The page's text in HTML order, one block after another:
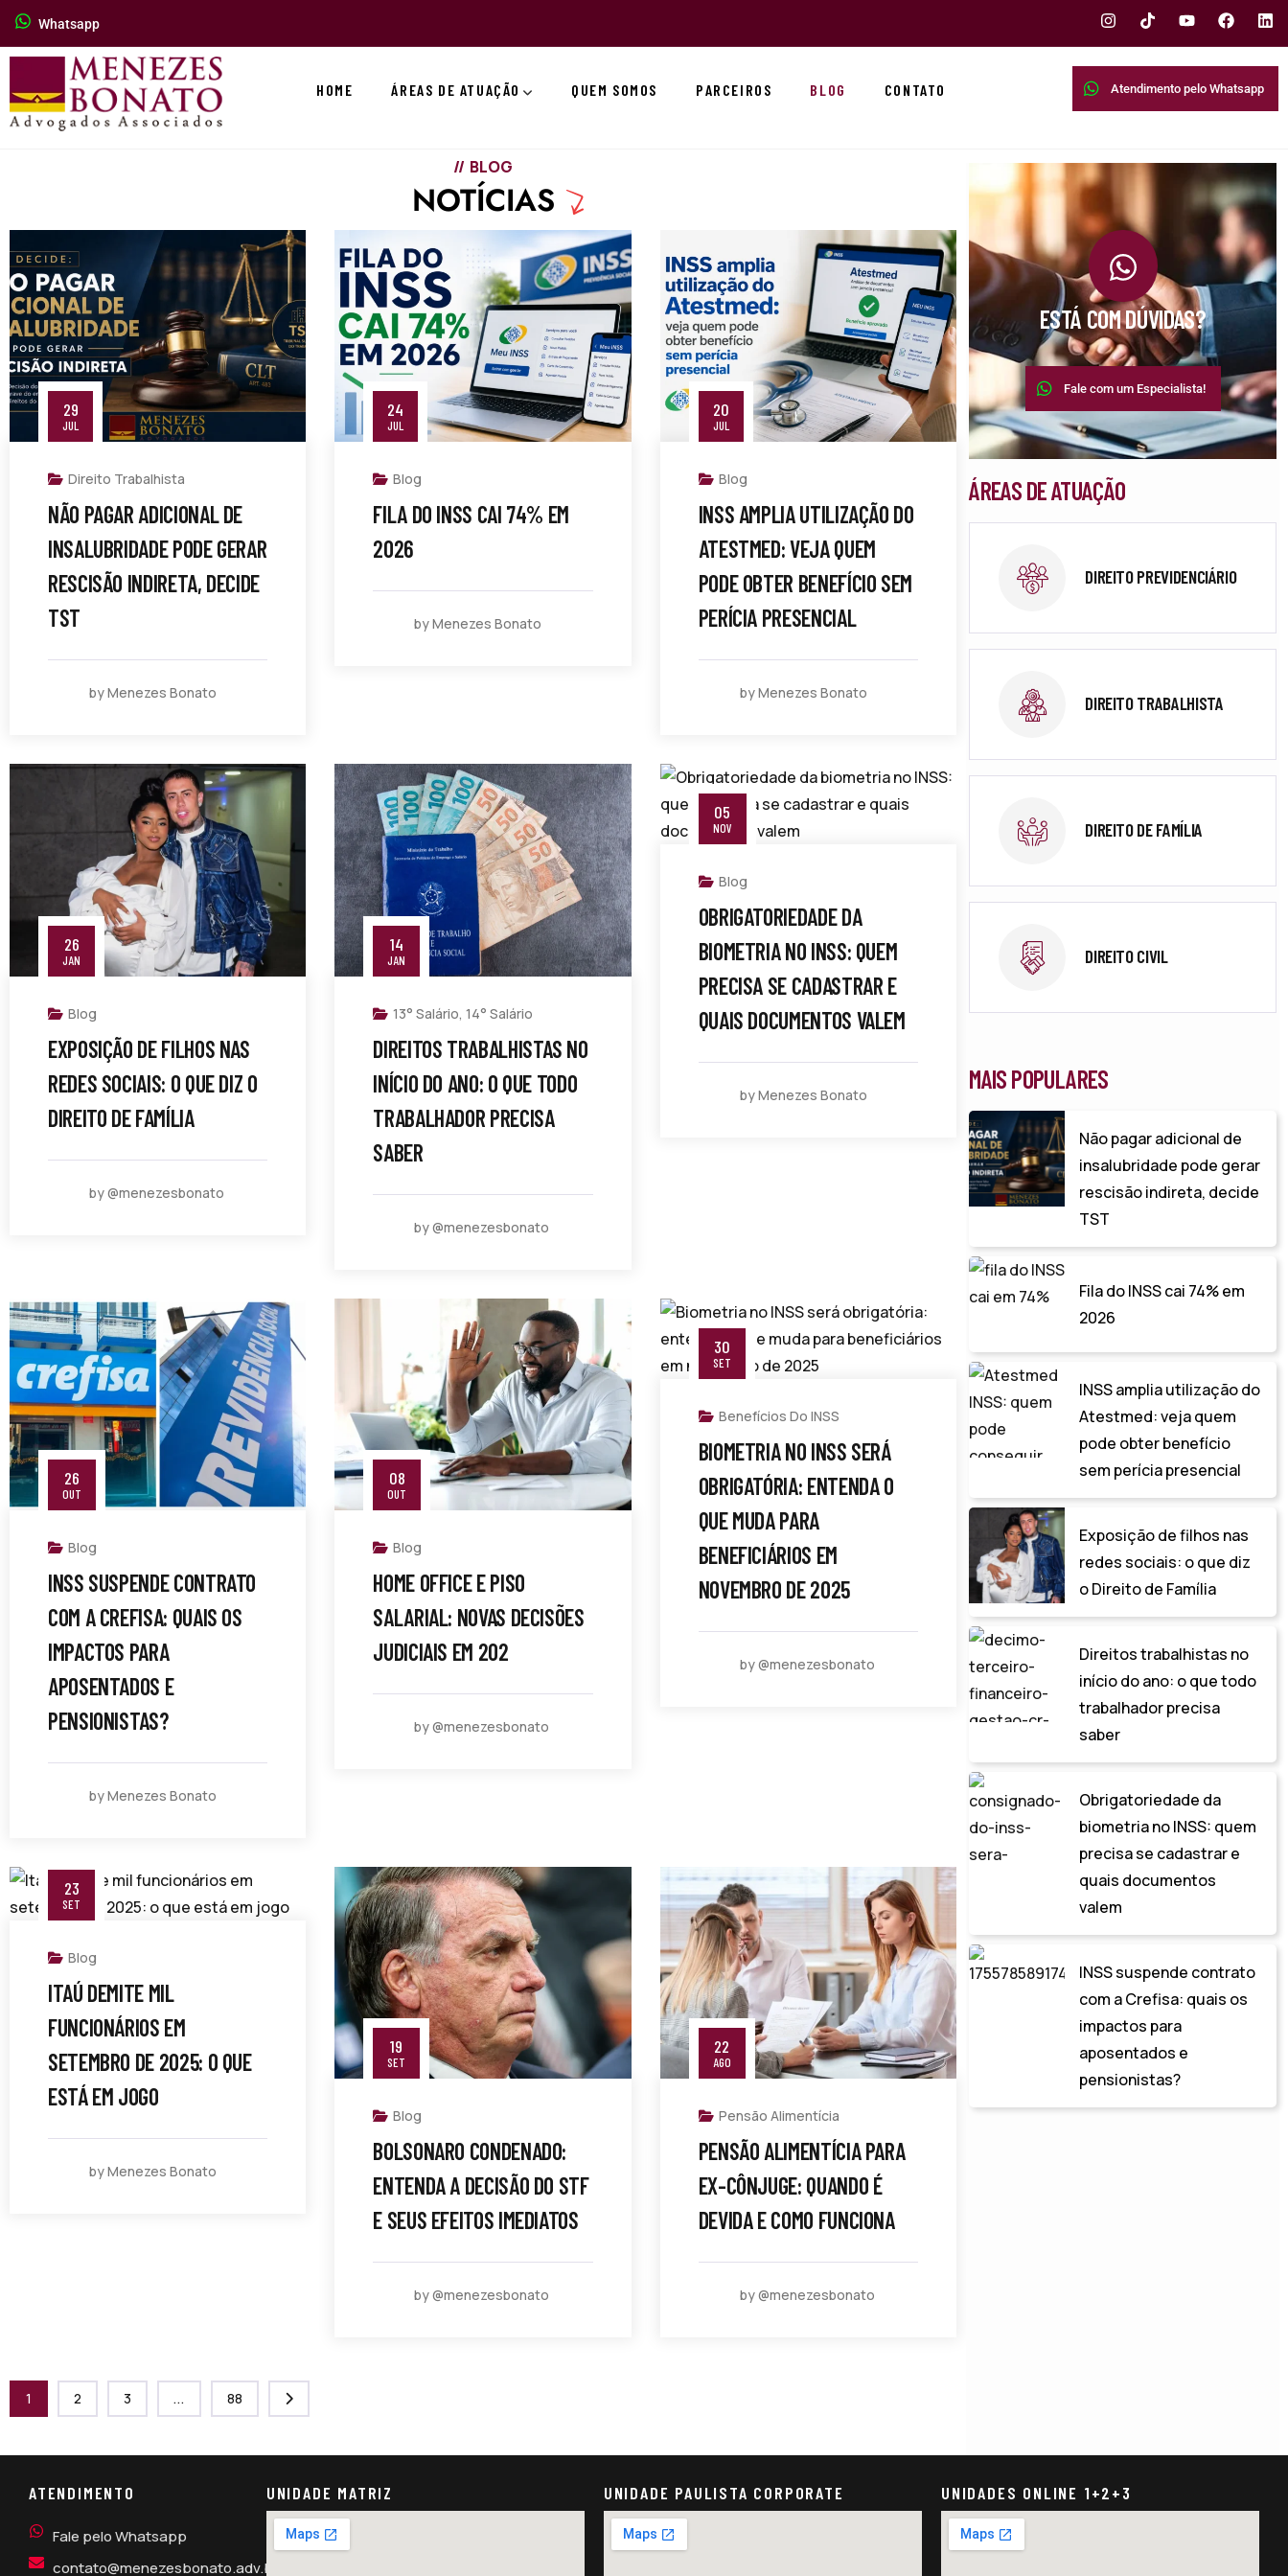
Whatsapp
HOME ÁREAS DE ATUAÇÃO QUEM SOMOS PARCEIROS BLOG CONTATO Atendimento pelo Whatsapp
BLOG
NOTÍCIAS
29
JUL
Direito Trabalhista
NÃO PAGAR ADICIONAL DE
INSALUBRIDADE PODE GERAR
RESCISÃO INDIRETA, DECIDE
TST
by Menezes Bonato
24
JUL
Blog
FILA DO INSS CAI 74% EM
2026
by Menezes Bonato
20
JUL
Blog
INSS AMPLIA UTILIZAÇÃO DO
ATESTMED: VEJA QUEM
PODE OBTER BENEFÍCIO SEM
PERÍCIA PRESENCIAL
by Menezes Bonato
26
JAN
Blog
EXPOSIÇÃO DE FILHOS NAS
REDES SOCIAIS: O QUE DIZ O
DIREITO DE FAMÍLIA
by @menezesbonato
14
JAN
13° Salário,14° Salário
DIREITOS TRABALHISTAS NO
INÍCIO DO ANO: O QUE TODO
TRABALHADOR PRECISA
SABER
by @menezesbonato
05
NOV
Blog
OBRIGATORIEDADE DA
BIOMETRIA NO INSS: QUEM
PRECISA SE CADASTRAR E
QUAIS DOCUMENTOS VALEM
by Menezes Bonato
26
OUT
Blog
INSS SUSPENDE CONTRATO
COM A CREFISA: QUAIS OS
IMPACTOS PARA
APOSENTADOS E
PENSIONISTAS?
by Menezes Bonato
08
OUT
Blog
HOME OFFICE E PISO
SALARIAL: NOVAS DECISÕES
JUDICIAIS EM 202
by @menezesbonato
30
SET
Benefícios Do INSS
BIOMETRIA NO INSS SERÁ
OBRIGATÓRIA: ENTENDA O
QUE MUDA PARA
BENEFICIÁRIOS EM
NOVEMBRO DE 2025
by @menezesbonato
23
SET
Blog
ITAÚ DEMITE MIL
FUNCIONÁRIOS EM
SETEMBRO DE 2025: O QUE
ESTÁ EM JOGO
by Menezes Bonato
19
SET
Blog
BOLSONARO CONDENADO:
ENTENDA A DECISÃO DO STF
E SEUS EFEITOS IMEDIATOS
by @menezesbonato
22
AGO
Pensão Alimentícia
PENSÃO ALIMENTÍCIA PARA
EX-CÔNJUGE: QUANDO É
DEVIDA E COMO FUNCIONA
by @menezesbonato
1 2 3 ... 88
ESTÁ COM DÚVIDAS?
Fale com um Especialista!
ÁREAS DE ATUAÇÃO
DIREITO PREVIDENCIÁRIO
DIREITO TRABALHISTA
DIREITO DE FAMÍLIA
DIREITO CIVIL
MAIS POPULARES
Não pagar adicional de
insalubridade pode gerar
rescisão indireta, decide
TST
Fila do INSS cai 74% em
2026
INSS amplia utilização do
Atestmed: veja quem
pode obter benefício
sem perícia presencial
Exposição de filhos nas
redes sociais: o que diz
o Direito de Família
Direitos trabalhistas no
início do ano: o que todo
trabalhador precisa
saber
Obrigatoriedade da
biometria no INSS: quem
precisa se cadastrar e
quais documentos
valem
INSS suspende contrato
com a Crefisa: quais os
impactos para
aposentados e
pensionistas?
ATENDIMENTO
Fale pelo Whatsapp
contato@menezesbonato.adv.br
UNIDADE MATRIZ UNIDADE PAULISTA CORPORATE UNIDADES ONLINE 1+2+3